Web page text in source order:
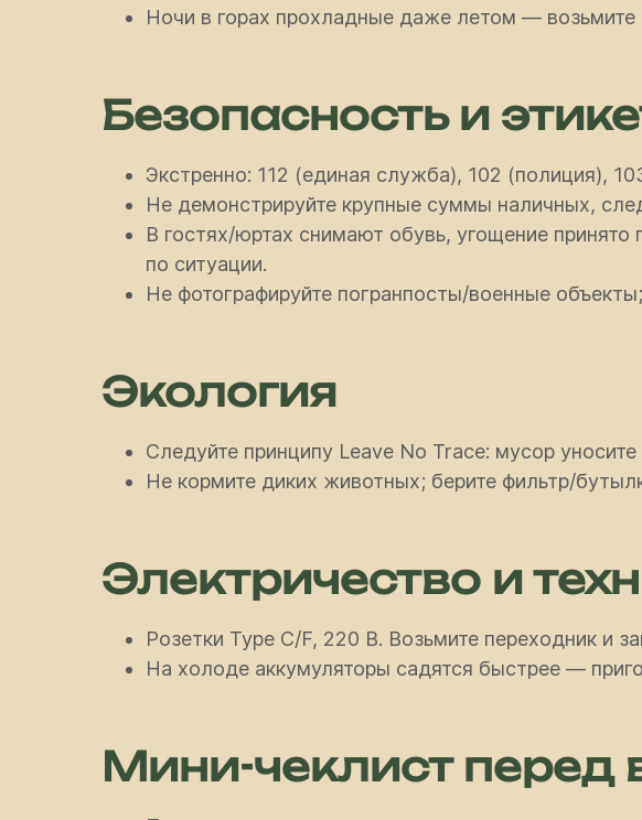
Ночи в горах прохладные даже летом — возьмите
Безопасность и
Экстренно: 112 (единая служба), 102 (полиция),
Не демонстрируйте крупные суммы наличных,
В гостях/юртах снимают обувь, угощение
по ситуации.
Не фотографируйте погранпосты/военные
Экология
Следуйте принципу Leave No Trace: мусор
Не кормите диких животных; берите фильтр/
Электричество и
Розетки Type C/F, 220 В. Возьмите переходник и
На холоде аккумуляторы садятся быстрее —
Мини-чеклист перед